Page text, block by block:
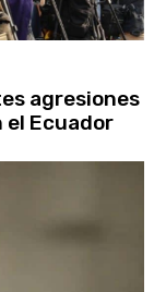
agresiones
el Ecuador